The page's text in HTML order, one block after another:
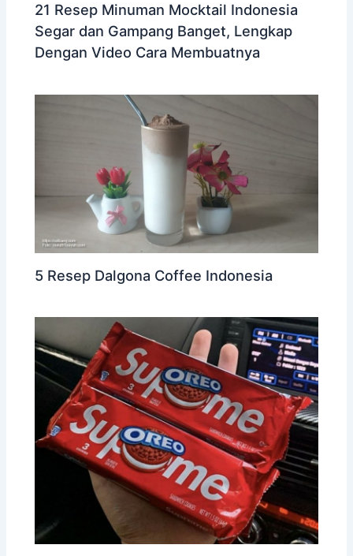
21 Resep Minuman Mocktail Indonesia
Segar dan Gampang Banget, Lengkap
Dengan Video Cara Membuatnya
5 Resep Dalgona Coffee Indonesia